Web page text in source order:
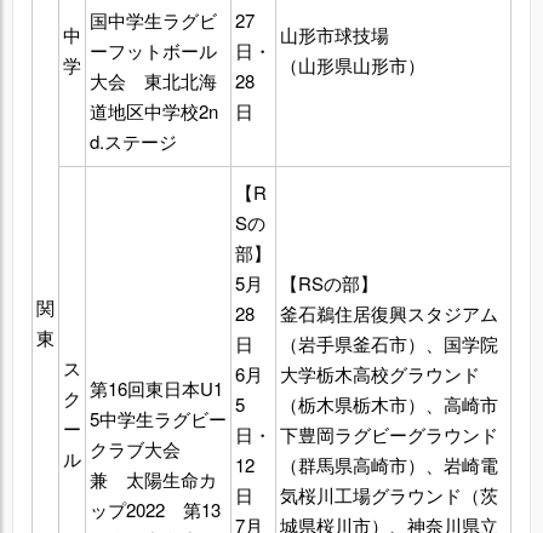
関
東
中
学
国中学生ラグビ
ーフットボール
大会 東北北海
道地区中学校2n
d.ステージ
27
日・
28
日
山形市球技場
（山形県山形市）
ス
ク
ー
ル
第16回東日本U1
5中学生ラグビー
クラブ大会
兼 太陽生命カ
ップ2022 第13
【R
Sの
部】
5月
28
日
6月
5
日・
12
日
7月
【RSの部】
釜石鵜住居復興スタジアム
（岩手県釜石市）、国学院
大学栃木高校グラウンド
（栃木県栃木市）、高崎市
下豊岡ラグビーグラウンド
（群馬県高崎市）、岩崎電
気桜川工場グラウンド（茨
城県桜川市）、神奈川県立